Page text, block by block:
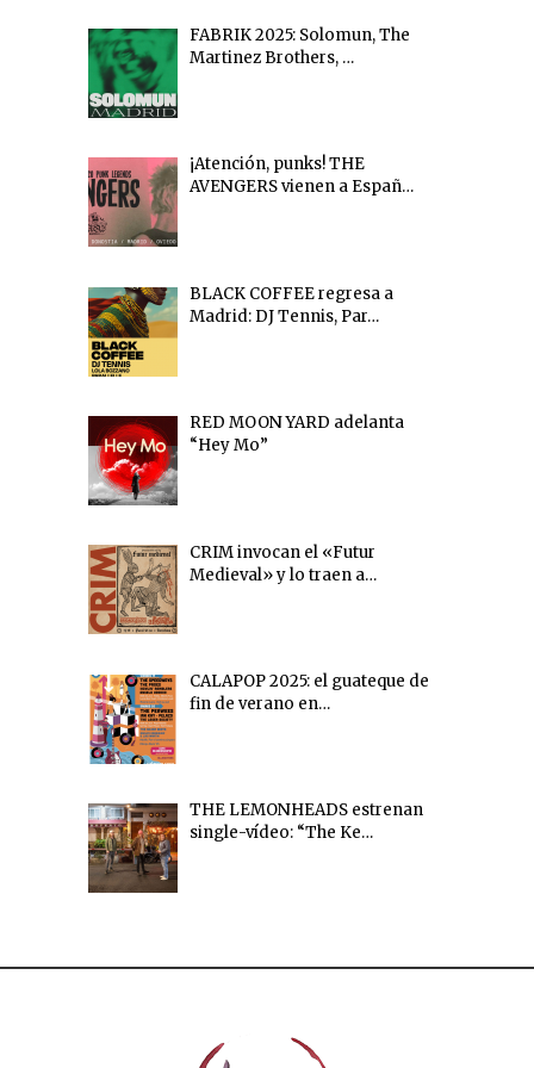
FABRIK 2025: Solomun, The
Martinez Brothers, …
¡Atención, punks! THE
AVENGERS vienen a Españ…
BLACK COFFEE regresa a
Madrid: DJ Tennis, Par…
RED MOON YARD adelanta
“Hey Mo”
CRIM invocan el «Futur
Medieval» y lo traen a…
CALAPOP 2025: el guateque de
fin de verano en…
THE LEMONHEADS estrenan
single-vídeo: “The Ke…